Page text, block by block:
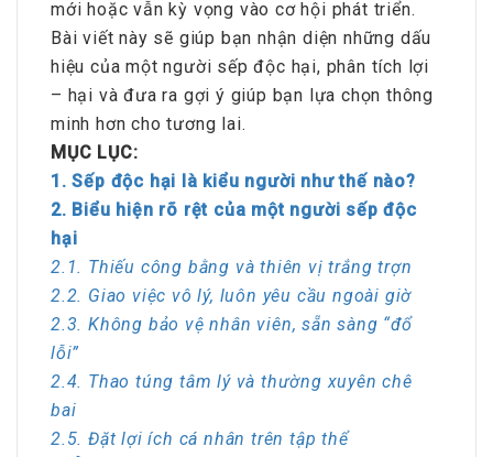
mới hoặc vẫn kỳ vọng vào cơ hội phát triển.
Bài viết này sẽ giúp bạn nhận diện những dấu
hiệu của một người sếp độc hại, phân tích lợi
– hại và đưa ra gợi ý giúp bạn lựa chọn thông
minh hơn cho tương lai.
MỤC LỤC:
1. Sếp độc hại là kiểu người như thế nào?
2. Biểu hiện rõ rệt của một người sếp độc
hại
2.1. Thiếu công bằng và thiên vị trắng trợn
2.2. Giao việc vô lý, luôn yêu cầu ngoài giờ
2.3. Không bảo vệ nhân viên, sẵn sàng “đổ
lỗi”
2.4. Thao túng tâm lý và thường xuyên chê
bai
2.5. Đặt lợi ích cá nhân trên tập thể